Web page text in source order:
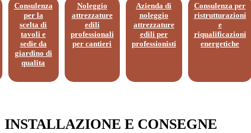
Consulenza
per la
scelta di
tavoli e
sedie da
giardino di
qualita
Noleggio
attrezzature
edili
professionali
per cantieri
Azienda di
noleggio
attrezzature
edili per
professionisti
Consulenza per
ristrutturazioni
e
riqualificazioni
energetiche
INSTALLAZIONE E CONSEGNE